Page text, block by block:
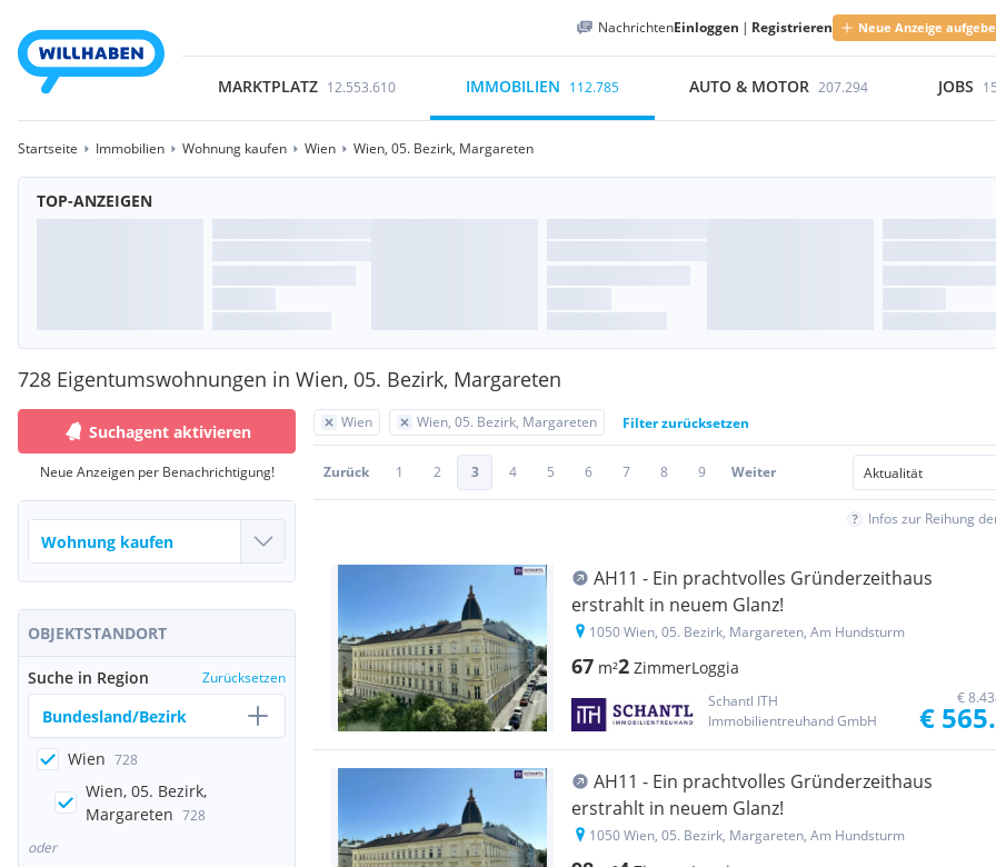
NachrichtenEinloggen | Registrieren Neue Anzeige
MARKTPLATZ 12.553.610 IMMOBILIEN 112.785 AUTO & MOTOR 207.294 JOBS
Startseite Immobilien Wohnung kaufen Wien Wien, 05. Bezirk, Margareten
TOP-ANZEIGEN
728 Eigentumswohnungen in Wien, 05. Bezirk, Margareten
Suchagent aktivieren
Neue Anzeigen per Benachrichtigung!
OBJEKTSTANDORT
Suche in Region Zurücksetzen
Bundesland/Bezirk
Wien 728
Wien, 05. Bezirk,
Margareten 728
oder
Wien Wien, 05. Bezirk, Margareten Filter zurücksetzen
Zurück 1 2 3 4 5 6 7 8 9 Weiter
Infos zur Reihung
AH11 - Ein prachtvolles Gründerzeithaus
erstrahlt in neuem Glanz!
1050 Wien, 05. Bezirk, Margareten, Am Hundsturm
67 m²2 ZimmerLoggia
Schantl ITH
Immobilientreuhand GmbH
€
€
AH11 - Ein prachtvolles Gründerzeithaus
erstrahlt in neuem Glanz!
1050 Wien, 05. Bezirk, Margareten, Am Hundsturm